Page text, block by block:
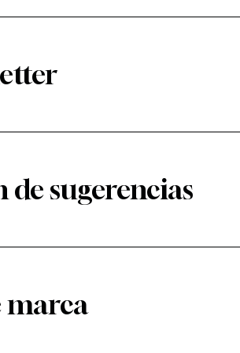
de sugerencias
marca